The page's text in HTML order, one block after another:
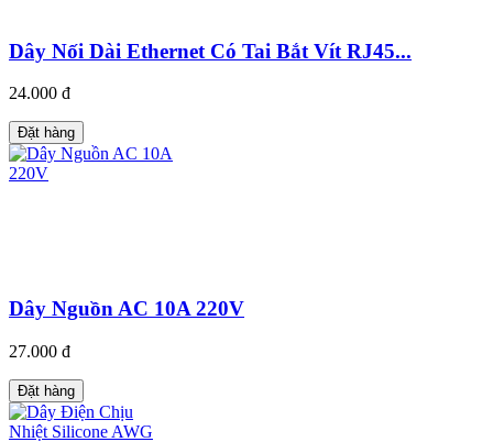
Dây Nối Dài Ethernet Có Tai Bắt Vít RJ45...
24.000 đ
Đặt hàng
Dây Nguồn AC 10A 220V
27.000 đ
Đặt hàng